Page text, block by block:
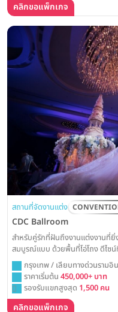
คลิกขอแพ็กเกจ
สถานที่จัดงานแต่ง
CDC Ballroom
สำหรับคู่รักที่ฝันถึงงานแต่งงานที่
สมบูรณ์แบบ ด้วยพื้นที่โอ่โถง ดีไซน์
เนรมิตทุกจินตนาการของคุณให้เป็น
กรุงเทพ / เลียบทางด่วนรามอิ
ราคาเริ่มต้น 450,000+ บาท
รองรับแขกสูงสุด 1,500 คน
คลิกขอแพ็กเกจ